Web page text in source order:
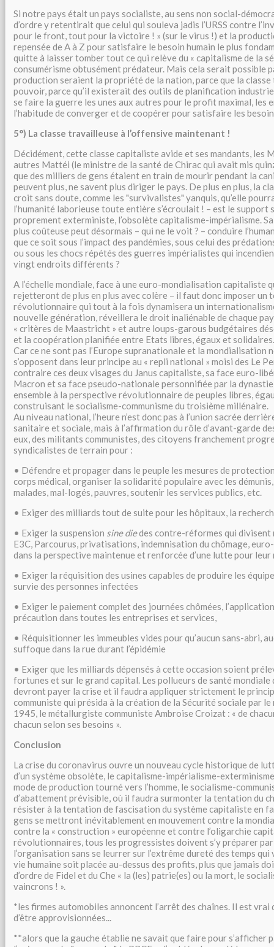
Si notre pays était un pays socialiste, au sens non social-
d’ordre y retentirait que celui qui souleva jadis l’URSS contre
pour le front, tout pour la victoire ! » (sur le virus !) et la
repensée de A à Z pour satisfaire le besoin humain le plus
quitte à laisser tomber tout ce qui relève du « capitalisme de la
consumérisme obtusément prédateur. Mais cela serait possible
production seraient la propriété de la nation, parce que la
pouvoir, parce qu’il existerait des outils de planification
se faire la guerre les unes aux autres pour le profit maximal, les
l’habitude de converger et de coopérer pour satisfaire les
5°) La classe travailleuse à l’offensive maintenant !
Décidément, cette classe capitaliste avide et ses mandants, les
autres Mattéi (le ministre de la santé de Chirac qui avait mis
que des milliers de gens étaient en train de mourir pendant la
peuvent plus, ne savent plus diriger le pays. De plus en plus, la
croit sans doute, comme les "survivalistes" yanquis, qu’elle
l’humanité laborieuse toute entière s’écroulait ! – est le support
proprement exterministe, l’obsolète capitalisme-impérialisme.
plus coûteuse peut désormais – qui ne le voit ? – conduire
que ce soit sous l’impact des pandémies, sous celui des
ou sous les chocs répétés des guerres impérialistes qui
vingt endroits différents ?
A l’échelle mondiale, face à une euro-mondialisation capitaliste
rejetteront de plus en plus avec colère – il faut donc imposer un
révolutionnaire qui tout à la fois dynamisera un
nouvelle génération, réveillera le droit inaliénable de chaque
« critères de Maastricht » et autre loups-garous budgétaires
et la coopération planifiée entre Etats libres, égaux et solidaires.
Car ce ne sont pas l’Europe supranationale et la mondialisation
s’opposent dans leur principe au « repli national » moisi des Le
contraire ces deux visages du Janus capitaliste, sa face euro-
Macron et sa face pseudo-nationale personnifiée par la dynastie
ensemble à la perspective révolutionnaire de peuples libres,
construisant le socialisme-communisme du troisième millénaire.
Au niveau national, l’heure n’est donc pas à l’union sacrée
sanitaire et sociale, mais à l’affirmation du rôle d’avant-garde
eux, des militants communistes, des citoyens franchement
syndicalistes de terrain pour :
• Défendre et propager dans le peuple les mesures de
corps médical, organiser la solidarité populaire avec les
malades, mal-logés, pauvres, soutenir les services publics, etc.
• Exiger des milliards tout de suite pour les hôpitaux, la
• Exiger la suspension sine diedes contre-réformes qui divisent
E3C, Parcourus, privatisations, indemnisation du chômage,
dans la perspective maintenue et renforcée d’une lutte pour
• Exiger la réquisition des usines capables de produire les
survie des personnes infectées
• Exiger le paiement complet des journées chômées,
précaution dans toutes les entreprises et services,
• Réquisitionner les immeubles vides pour qu’aucun sans-abri,
suffoque dans la rue durant l’épidémie
• Exiger que les milliards dépensés à cette occasion soient
fortunes et sur le grand capital. Les pollueurs de santé mondiale
devront payer la crise et il faudra appliquer strictement le
communiste qui présida à la création de la Sécurité sociale par
1945, le métallurgiste communiste Ambroise Croizat : « de
chacun selon ses besoins ».
Conclusion
La crise du coronavirus ouvre un nouveau cycle historique de
d’un système obsolète, le capitalisme-impérialisme-
mode de production tourné vers l’homme, le socialisme-
d’abattement prévisible, où il faudra surmonter la tentation du
résister à la tentation de fascisation du système capitaliste en
gens se mettront inévitablement en mouvement contre la
contre la « construction » européenne et contre l’oligarchie
révolutionnaires, tous les progressistes doivent s’y préparer
l’organisation sans se leurrer sur l’extrême dureté des temps
vie humaine soit placée au-dessus des profits, plus que jamais
d’ordre de Fidel et du Che « la (les) patrie(es) ou la mort, le
vaincrons ! ».
*les firmes automobiles annoncent l’arrêt des chaînes. Il est vrai
d’être approvisionnées...
**alors que la gauche établie ne savait que faire pour s’afficher